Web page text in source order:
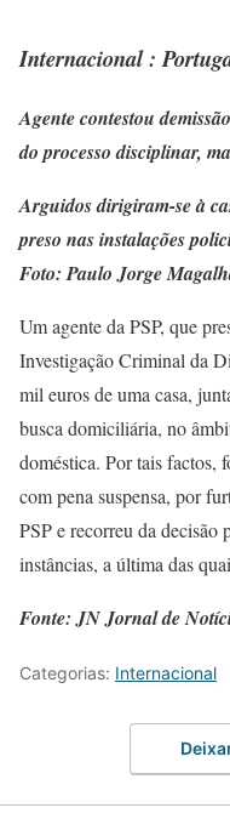
Internacional :
Agente contestou
do processo disciplinar,
Arguidos dirigiram-se à
preso nas instalações
Foto: Paulo Jorge
Um agente da PSP, que
Investigação Criminal da
mil euros de uma casa,
busca domiciliária, no
doméstica. Por tais factos,
com pena suspensa, por
PSP e recorreu da decisão
instâncias, a última das
Fonte: JN Jornal de
Categorias: Internacional